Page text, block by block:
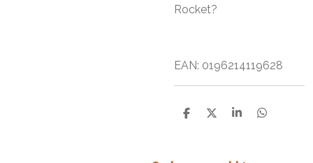
Rocket?
EAN: 0196214119628
D
D
S
D